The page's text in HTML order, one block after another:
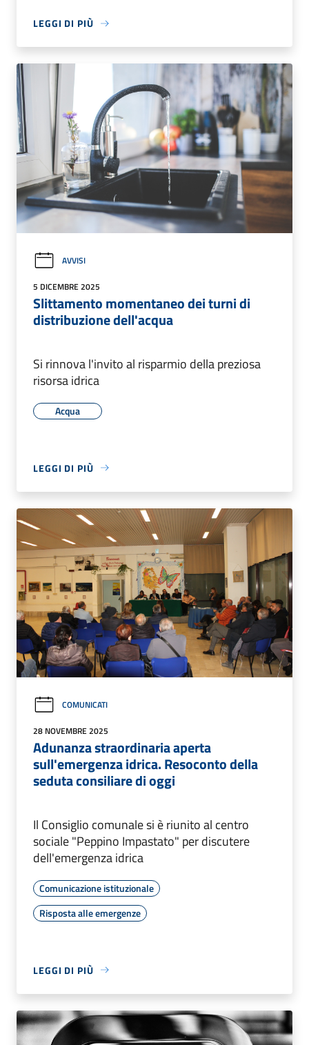
LEGGI DI PIÙ
AVVISI
5 DICEMBRE 2025
Slittamento momentaneo dei turni di
distribuzione dell'acqua
Si rinnova l'invito al risparmio della preziosa
risorsa idrica
Acqua
LEGGI DI PIÙ
COMUNICATI
28 NOVEMBRE 2025
Adunanza straordinaria aperta
sull'emergenza idrica. Resoconto della
seduta consiliare di oggi
Il Consiglio comunale si è riunito al centro
sociale "Peppino Impastato" per discutere
dell'emergenza idrica
Comunicazione istituzionale
Risposta alle emergenze
LEGGI DI PIÙ